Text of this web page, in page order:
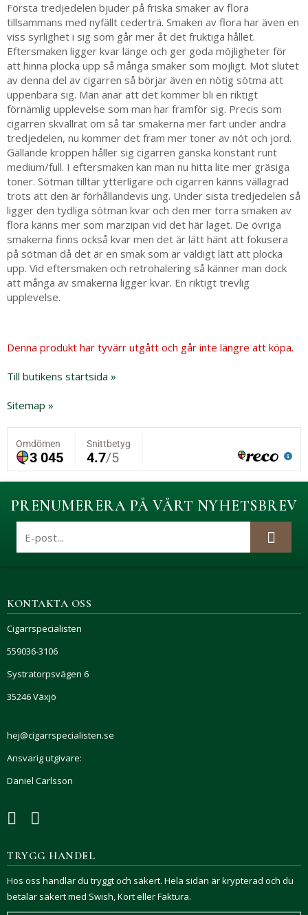
Första tredjedelen bjuder på friska smaker av flora
tillsammans med nyfällt cederträ. Smaken av flora har även en
viss syrlighet i sig som går mer åt det fruktiga hållet.
Eftersmaken ligger kvar länge och ger goda möjligheter för
att hinna plocka upp så många smaker som möjligt. Mot slutet
av denna del av cigarren så börjar även en nötig sötma att
uppenbara sig. Man anar att det kommer bli en riktigt
förnämlig upplevelse som man har framför sig. Precis som
cigarren skvallrat om så tar smakerna mer fart under andra
tredjedelen, nu kommer det fram mer toner av nöt och jord.
Gällande kroppen håller sig cigarren ganska konstant runt
medium/full. I eftersmaken kan man nu hitta lite mer gräsiga
toner. Sötman tilltar ytterligare och cigarren känns vällagrad
trots att den är förhållandevis ung. Under sista tredjedelen så
ligger den tydliga sötman kvar och den mer torra smaken av
flora känns mer som marzipan vid det här laget. De övriga
smakerna finns också kvar men det är lätt hänt att fokusera
på sötman då det är en smak som är väldigt lätt att plocka
upp. Vid eftersmaken och retrohalering så känner man dock
att många av smakerna ligger kvar. En riktigt trevlig
upplevelse.
Denna produkt har tyvärr utgått och går inte längre att köpa.
Till butikens startsida »
Sitemap »
PRENUMERERA PÅ VÅRT NYHETSBREV
KONTAKTA OSS
Cigarrspecialisten
559036-3106
Systratorpsvägen 6
35246 Växjö
hej@cigarrspecialisten.se
Ansvarig utgivare:
Daniel Carlsson
TRYGG HANDEL
Hos oss handlar du tryggt och säkert. Hela sidan är krypterad och du
betalar säkert med Swish, Kort eller Faktura.